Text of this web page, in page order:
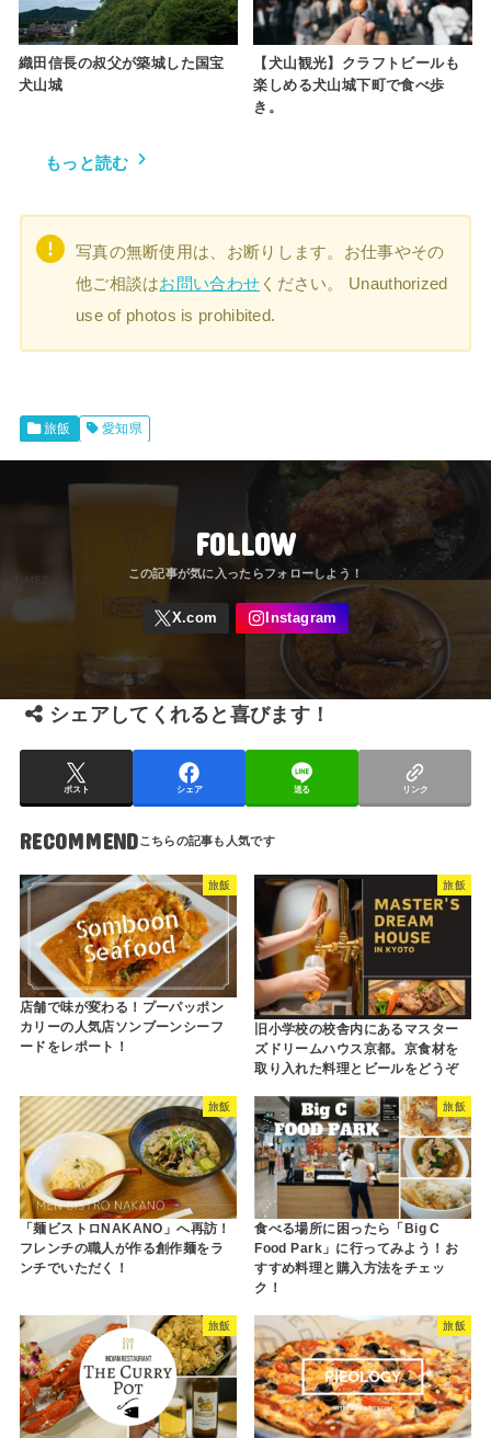
織田信長の叔父が築城した国宝
犬山城
【犬山観光】クラフトビールも
楽しめる犬山城下町で食べ歩
き。
もっと読む
写真の無断使用は、お断りします。お仕事やその
他ご相談はお問い合わせ ください。 Unauthorized
use of photos is prohibited.
旅飯 愛知県
FOLLOW
シェアしてくれると喜びます！
ポスト シェア 送る リンク
RECOMMEND
旅飯
店舗で味が変わる！プーパッポン
カリーの人気店ソンブーンシーフ
ードをレポート！
旅飯
旧小学校の校舎内にあるマスター
ズドリームハウス京都。京食材を
取り入れた料理とビールをどうぞ
旅飯
「麺ビストロNAKANO」へ再訪！
フレンチの職人が作る創作麺をラ
ンチでいただく！
旅飯
食べる場所に困ったら「Big C
Food Park」に行ってみよう！お
すすめ料理と購入方法をチェッ
ク！
旅飯 旅飯